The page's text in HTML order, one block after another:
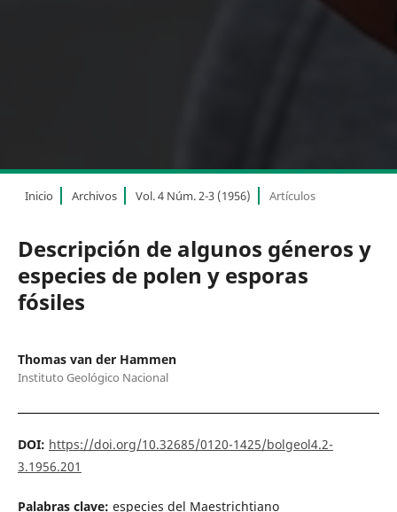
Inicio Archivos Vol. 4 Núm. 2-3 (1956) Artículos
Descripción de algunos géneros y
especies de polen y esporas
fósiles
Thomas van der Hammen
Instituto Geológico Nacional
DOI: https://doi.org/10.32685/0120-1425/bolgeol4.2-
3.1956.201
Palabras clave: especies del Maestrichtiano